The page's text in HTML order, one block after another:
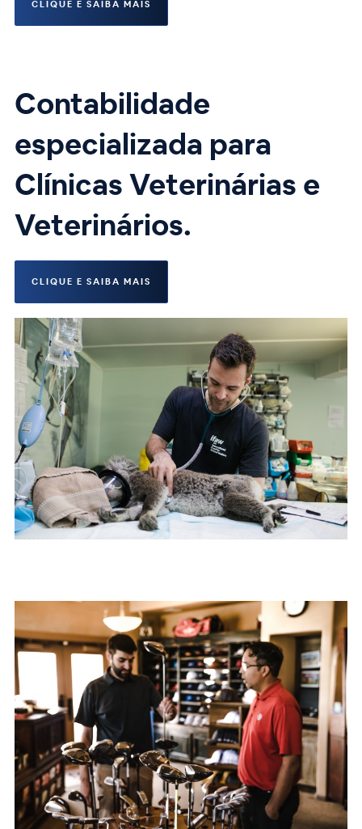
CLIQUE E SAIBA MAIS
Contabilidade
especializada para
Clínicas Veterinárias e
Veterinários.
CLIQUE E SAIBA MAIS